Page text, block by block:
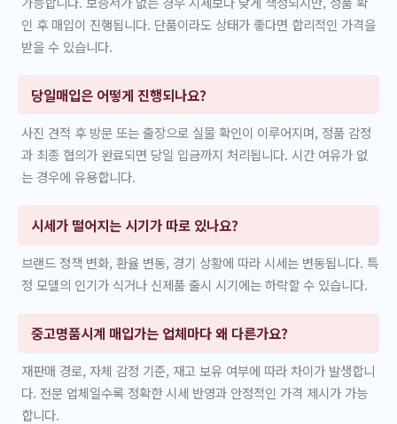
인 후 매입이 진행됩니다. 단품이라도 상태가 좋다면 합리적인 가격을
받을 수 있습니다.
당일매입은 어떻게 진행되나요?
사진 견적 후 방문 또는 출장으로 실물 확인이 이루어지며, 정품 감정
과 최종 협의가 완료되면 당일 입금까지 처리됩니다. 시간 여유가 없
는 경우에 유용합니다.
시세가 떨어지는 시기가 따로 있나요?
브랜드 정책 변화, 환율 변동, 경기 상황에 따라 시세는 변동됩니다. 특
정 모델의 인기가 식거나 신제품 출시 시기에는 하락할 수 있습니다.
중고명품시계 매입가는 업체마다 왜 다른가요?
재판매 경로, 자체 감정 기준, 재고 보유 여부에 따라 차이가 발생합니
다. 전문 업체일수록 정확한 시세 반영과 안정적인 가격 제시가 가능
합니다.